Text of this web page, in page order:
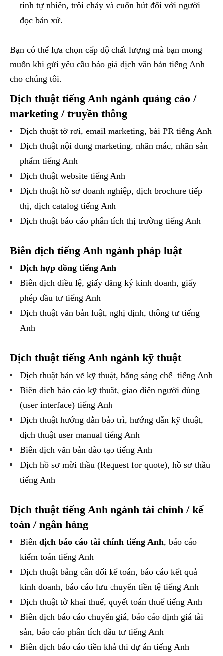
tính tự nhiên, trôi chảy và cuốn hút đối với người
đọc bản xứ.
Bạn có thể lựa chọn cấp độ chất lượng mà bạn mong
muốn khi gửi yêu cầu báo giá dịch văn bản tiếng Anh
cho chúng tôi.
Dịch thuật tiếng Anh ngành quảng cáo /
marketing / truyền thông
Dịch thuật tờ rơi, email marketing, bài PR tiếng Anh
Dịch thuật nội dung marketing, nhãn mác, nhãn sản
phẩm tiếng Anh
Dịch thuật website tiếng Anh
Dịch thuật hồ sơ doanh nghiệp, dịch brochure tiếp
thị, dịch catalog tiếng Anh
Dịch thuật báo cáo phân tích thị trường tiếng Anh
Biên dịch tiếng Anh ngành pháp luật
Dịch hợp đồng tiếng Anh
Biên dịch điều lệ, giấy đăng ký kinh doanh, giấy
phép đầu tư tiếng Anh
Dịch thuật văn bản luật, nghị định, thông tư tiếng
Anh
Dịch thuật tiếng Anh ngành kỹ thuật
Dịch thuật bản vẽ kỹ thuật, bằng sáng chế tiếng Anh
Biên dịch báo cáo kỹ thuật, giao diện người dùng
(user interface) tiếng Anh
Dịch thuật hướng dẫn bảo trì, hướng dẫn kỹ thuật,
dịch thuật user manual tiếng Anh
Biên dịch văn bản đào tạo tiếng Anh
Dịch hồ sơ mời thầu (Request for quote), hồ sơ thầu
tiếng Anh
Dịch thuật tiếng Anh ngành tài chính / kế
toán / ngân hàng
Biên dịch báo cáo tài chính tiếng Anh, báo cáo
kiểm toán tiếng Anh
Dịch thuật bảng cân đối kế toán, báo cáo kết quả
kinh doanh, báo cáo lưu chuyển tiền tệ tiếng Anh
Dịch thuật tờ khai thuế, quyết toán thuế tiếng Anh
Biên dịch báo cáo chuyển giá, báo cáo định giá tài
sản, báo cáo phân tích đầu tư tiếng Anh
Biên dịch báo cáo tiền khả thi dự án tiếng Anh